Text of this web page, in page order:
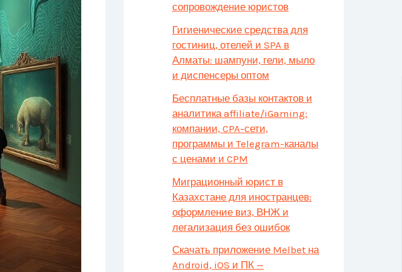
сопровождение юристов
Гигиенические средства для
гостиниц, отелей и SPA в
Алматы: шампуни, гели, мыло
и диспенсеры оптом
Бесплатные базы контактов и
аналитика affiliate/iGaming:
компании, CPA-сети,
программы и Telegram-каналы
с ценами и CPM
Миграционный юрист в
Казахстане для иностранцев:
оформление виз, ВНЖ и
легализация без ошибок
Скачать приложение Melbet на
Android, iOS и ПК —